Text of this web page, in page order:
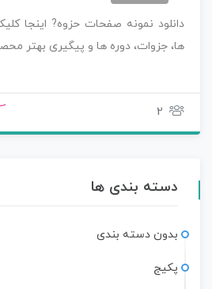
دانلود نمونه صفحات حزوه? اینجا
ها، جزوات، دوره ها و پیگیری بهتر
2
دسته بندی ها
بدون دسته بندی
پکیج